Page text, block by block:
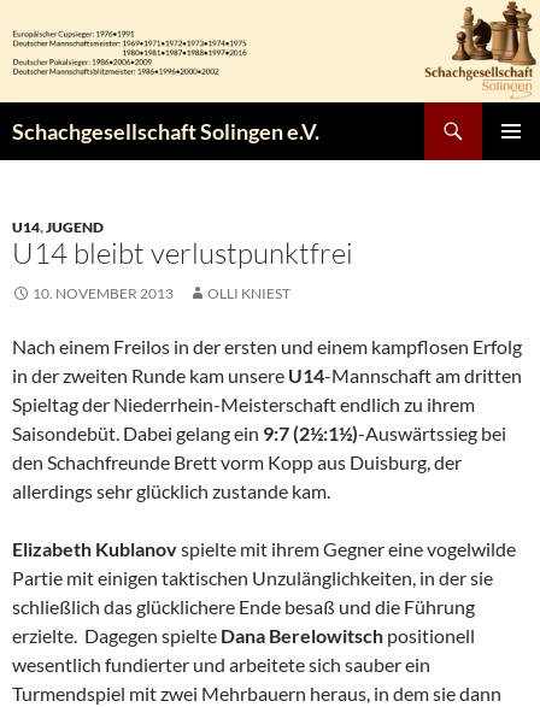
Inhalt
springen
Schachgesellschaft Solingen e.V.
U14,JUGEND
U14 bleibt verlustpunktfrei
10. NOVEMBER 2013 OLLI KNIEST
Nach einem Freilos in der ersten und einem kampflosen Erfolg
in der zweiten Runde kam unsere U14-Mannschaft am dritten
Spieltag der Niederrhein-Meisterschaft endlich zu ihrem
Saisondebüt. Dabei gelang ein 9:7 (2½:1½)-Auswärtssieg bei
den Schachfreunde Brett vorm Kopp aus Duisburg, der
allerdings sehr glücklich zustande kam.
Elizabeth Kublanovspielte mit ihrem Gegner eine vogelwilde
Partie mit einigen taktischen Unzulänglichkeiten, in der sie
schließlich das glücklichere Ende besaß und die Führung
erzielte. Dagegen spielte Dana Berelowitsch positionell
wesentlich fundierter und arbeitete sich sauber ein
Turmendspiel mit zwei Mehrbauern heraus, in dem sie dann